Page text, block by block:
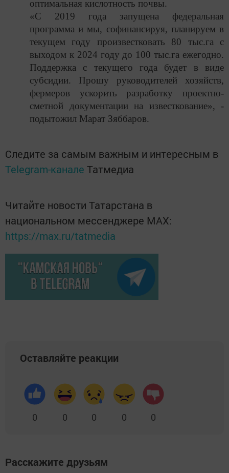
оптимальная кислотность почвы.
«С 2019 года запущена федеральная
программа и мы, софинансируя, планируем в
текущем году произвестковать 80 тыс.га с
выходом к 2024 году до 100 тыс.га ежегодно.
Поддержка с текущего года будет в виде
субсидии. Прошу руководителей хозяйств,
фермеров ускорить разработку проектно-
сметной документации на известкование», -
подытожил Марат Зяббаров.
Следите за самым важным и интересным в
Telegram-канале Татмедиа
Читайте новости Татарстана в
национальном мессенджере MАХ:
https://max.ru/tatmedia
Оставляйте реакции
0 0 0 0 0
Расскажите друзьям